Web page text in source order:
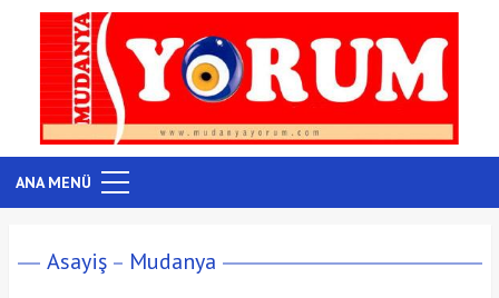
ANA MENÜ
Asayiş Mudanya